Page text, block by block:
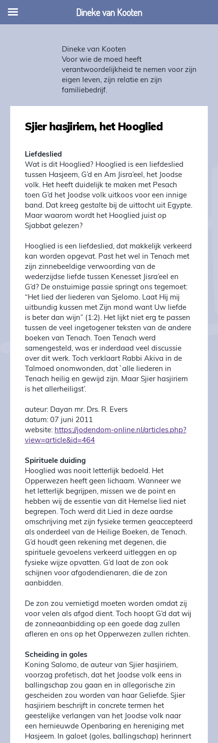
Dineke van Kooten
Voor wie de moed heeft
verantwoordelijkheid te nemen voor zijn
eigen leven, zijn relatie en zijn
familiebedrijf.
Sjier hasjiriem, het Hooglied
Liefdeslied
Wat is dit Hooglied? Hooglied is een liefdeslied
tussen Hasjeem, G’d en Am Jisra’eel, het Joodse
volk. Het heeft duidelijk te maken met Pesach
toen G’d het Joodse volk uitkoos voor een innige
band. Dat kreeg gestalte bij de uittocht uit Egypte.
Maar waarom wordt het Hooglied juist op
Sjabbat gelezen?
Hooglied is een liefdeslied, dat makkelijk verkeerd
kan worden opgevat. Past het wel in Tenach met
zijn zinnebeeldige verwoording van de
wederzijdse liefde tussen Kenesset Jisra’eel en
G’d? De onstuimige passie springt ons tegemoet:
“Het lied der liederen van Sjelomo. Laat Hij mij
uitbundig kussen met Zijn mond want Uw liefde
is beter dan wijn” (1:2). Het lijkt niet erg te passen
tussen de veel ingetogener teksten van de andere
boeken van Tenach. Toen Tenach werd
samengesteld, was er inderdaad veel discussie
over dit werk. Toch verklaart Rabbi Akiva in de
Talmoed onomwonden, dat `alle liederen in
Tenach heilig en gewijd zijn. Maar Sjier hasjiriem
is het allerheiligst’.
auteur: Dayan mr. Drs. R. Evers
datum: 07 juni 2011
website: https://jodendom-online.nl/articles.php?
view=article&id=464
Spirituele duiding
Hooglied was nooit letterlijk bedoeld. Het
Opperwezen heeft geen lichaam. Wanneer we
het letterlijk begrijpen, missen we de point en
hebben wij de essentie van dit Hemelse lied niet
begrepen. Toch werd dit Lied in deze aardse
omschrijving met zijn fysieke termen geaccepteerd
als onderdeel van de Heilige Boeken, de Tenach.
G’d houdt geen rekening met degenen, die
spirituele gevoelens verkeerd uitleggen en op
fysieke wijze opvatten. G’d laat de zon ook
schijnen voor afgodendienaren, die de zon
aanbidden.
De zon zou vernietigd moeten worden omdat zij
voor velen als afgod dient. Toch hoopt G’d dat wij
de zonneaanbidding op een goede dag zullen
afleren en ons op het Opperwezen zullen richten.
Scheiding in goles
Koning Salomo, de auteur van Sjier hasjiriem,
voorzag profetisch, dat het Joodse volk eens in
ballingschap zou gaan en in allegorische zin
gescheiden zou worden van haar Geliefde. Sjier
hasjiriem beschrijft in concrete termen het
geestelijke verlangen van het Joodse volk naar
een hernieuwde Openbaring en hereniging met
Hasjeem. In galoet (goles, ballingschap) herinnert
Dineke van Kooten